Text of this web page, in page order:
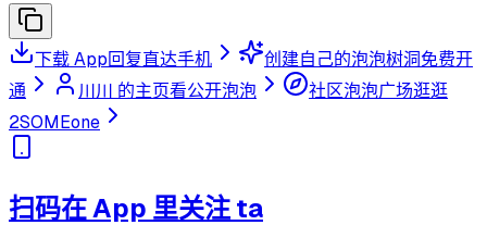
下载 App回复直达手机 创建自己的泡泡树洞免费开
通
川川 的主页看公开泡泡 社区泡泡广场逛逛
2SOMEone
扫码在 App 里关注 ta